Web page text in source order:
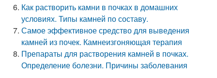
Как растворить камни в почках в домашних
условиях. Типы камней по составу.
Самое эффективное средство для выведения
камней из почек. Камнеизгоняющая терапия
Препараты для растворения камней в почках.
Определение болезни. Причины заболевания